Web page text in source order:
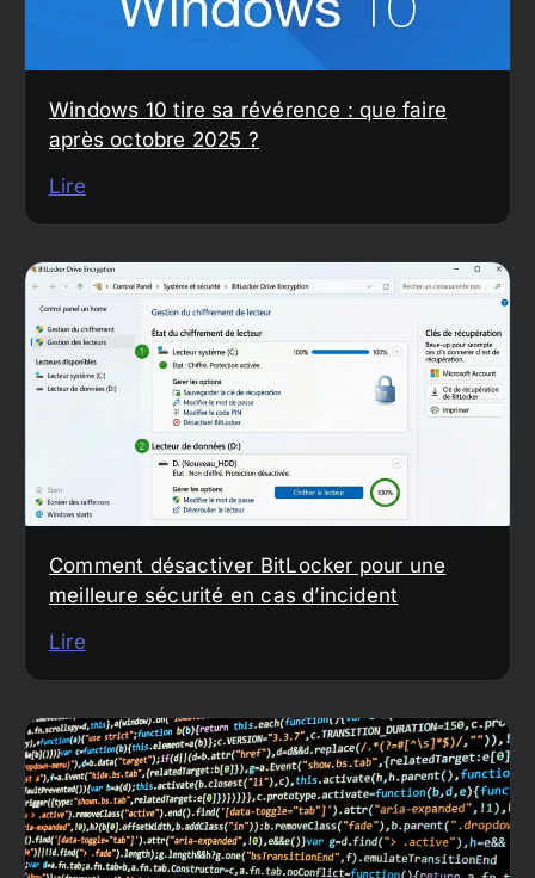
Windows 10 tire sa révérence : que faire
après octobre 2025 ?
Lire
Comment désactiver BitLocker pour une
meilleure sécurité en cas d’incident
Lire